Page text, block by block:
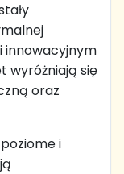
innowacyjnym
wyróżniają się
oraz
i